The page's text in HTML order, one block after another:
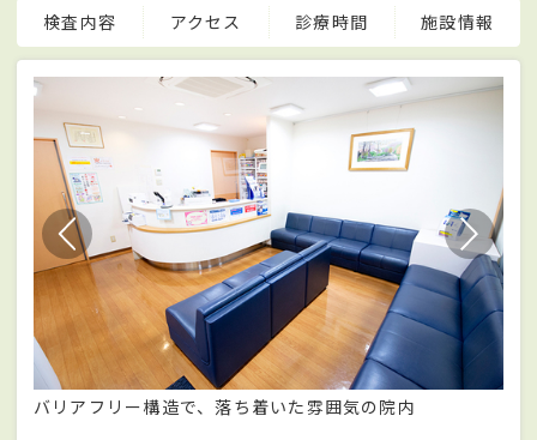
検査内容 アクセス 診療時間 施設情報
バリアフリー構造で、落ち着いた雰囲気の院内